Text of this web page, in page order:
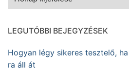
LEGUTÓBBI BEJEGYZÉSEK
Hogyan légy sikeres tesztelő,
ra áll át